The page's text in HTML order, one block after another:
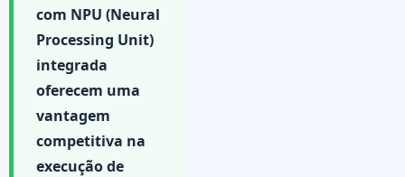
com NPU (Neural
Processing Unit)
integrada
oferecem uma
vantagem
competitiva na
execução de